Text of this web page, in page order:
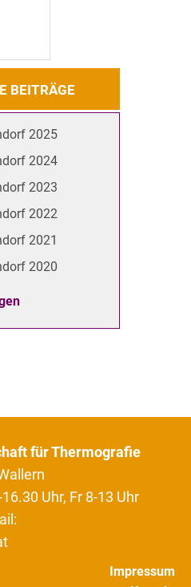
BEITRÄGE
2025
2024
2023
2022
2021
2020
für Thermografie
Uhr, Fr 8-13 Uhr
Impressum